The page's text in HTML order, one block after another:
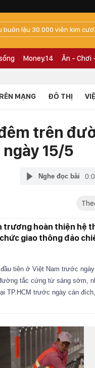
buôn lậu 30.000 viên kim
Money.14 Ăn - Chơi
MẠNG ĐÔ THỊ
trên
15/5
Nghe đọc bài
trương hoàn thiện hệ
giao thông đảo
tiên ở Việt Nam trước
tắc cứng từ sáng sớm,
TP.HCM trước ngày cán